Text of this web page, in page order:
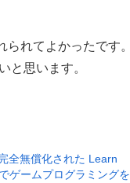
れてよかったです。
と思います。
全無償化された Learn
ゲームプログラミングを